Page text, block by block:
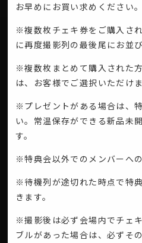
お早めにお買い求めください。
※複数枚チェキ券をご購入さ
に再度撮影列の最後尾にお並
※複数枚まとめて購入された
は、お客様でご選択いただけま
※プレゼントがある場合は、
い。常温保存ができる新品未
す。
※特典会以外でのメンバーへの
※待機列が途切れた時点で特
きます。
※撮影後は必ず会場内でチェ
ブルがあった場合は、必ずそ